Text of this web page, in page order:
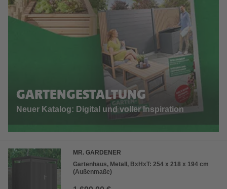
GARTENGESTALTUNG
Neuer Katalog: Digital und voller Inspiration
MR. GARDENER
Gartenhaus, Metall, BxHxT: 254 x 218 x 194 cm
(Außenmaße)